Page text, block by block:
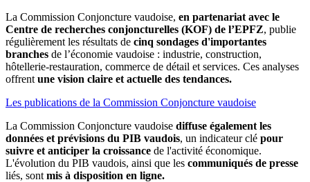
La Commission Conjoncture vaudoise, en partenariat avec le
Centre de recherches conjoncturelles (KOF) de l’EPFZ, publie
régulièrement les résultats de cinq sondages d'importantes
branches de l’économie vaudoise : industrie, construction,
hôtellerie-restauration, commerce de détail et services. Ces analyses
offrent une vision claire et actuelle des tendances.
Les publications de la Commission Conjoncture vaudoise
La Commission Conjoncture vaudoise diffuse également les
données et prévisions du PIB vaudois, un indicateur clé pour
suivre et anticiper la croissance de l'activité économique.
L'évolution du PIB vaudois, ainsi que les communiqués de presse
liés, sont mis à disposition en ligne.